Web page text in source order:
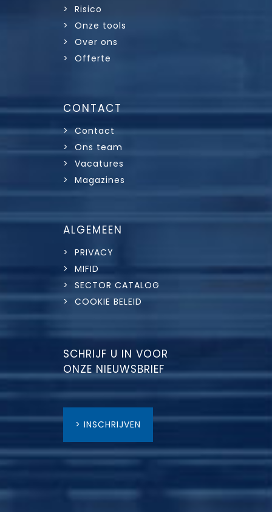
> Risico
> Onze tools
> Over ons
> Offerte
CONTACT
> Contact
> Ons team
> Vacatures
> Magazines
ALGEMEEN
> PRIVACY
> MIFID
> SECTOR CATALOG
> COOKIE BELEID
SCHRIJF U IN VOOR
ONZE NIEUWSBRIEF
> INSCHRIJVEN